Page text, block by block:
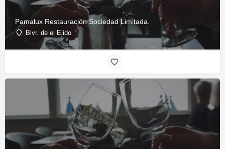
Pamalux Restauración Sociedad Limitada.
Blvr. de el Ejido